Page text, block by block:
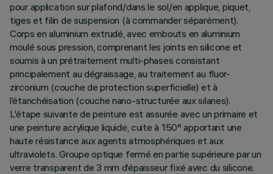
pour application sur plafond/dans le sol/en applique, piquet,
tiges et filin de suspension (à commander séparément).
Corps en aluminium extrudé, avec embouts en aluminium
moulé sous pression, comprenant les joints en silicone et
soumis à un prétraitement multi-phases consistant
principalement au dégraissage, au traitement au fluor-
zirconium (couche de protection superficielle) et à
l’étanchéisation (couche nano-structurée aux silanes).
L'étape suivante de peinture est assurée avec un primaire et
une peinture acrylique liquide, cuite à 150° apportant une
haute résistance aux agents atmosphériques et aux
ultraviolets. Groupe optique fermé en partie supérieure par un
verre transparent de 3 mm d’épaisseur fixé avec du silicone.